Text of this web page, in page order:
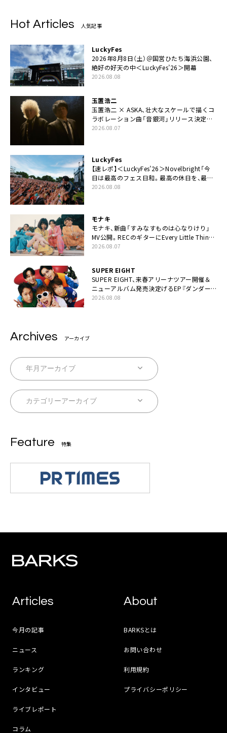
Hot Articles 人気記事
LuckyFes
2026年8月8日（土）＠国営ひたち海浜公園、
絶好の好天の中＜LuckyFes’26＞開幕
2026.08.08
玉置浩二
玉置浩二 × ASKA、壮大なスケールで描くコ
ラボレーション曲「音銀河」リリース決定。
カップリングには新曲「命の宿り」収録も
2026.08.07
LuckyFes
【速レポ】＜LuckyFes’26＞Novelbright「今
日は最高のフェス日和。最高の休日を、最高
の夏休みを作っていきたい」
2026.08.08
モナキ
モナキ、新曲「すみなすものは心なりけり」
MV公開。RECのギターにEvery Little Thing・
伊藤一朗参加も
2026.08.07
SUPER EIGHT
SUPER EIGHT、来春アリーナツアー開催＆
ニューアルバム発売決定げるEP『ダンダー
ラ』本日リリース
2026.08.08
Archives アーカイブ
Feature 特集
Articles
今月の記事
ニュース
ランキング
インタビュー
ライブレポート
コラム
About
BARKSとは
お問い合わせ
利用規約
プライバシーポリシー